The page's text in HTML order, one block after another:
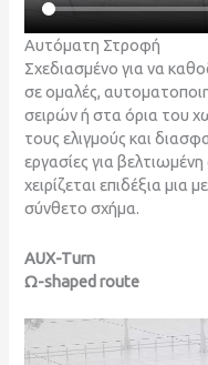
Αυτόματη Στροφή
Σχεδιασμένο για να
σε ομαλές,
σειρών ή στα όρια του
τους ελιγμούς και
εργασίες για
χειρίζεται επιδέξια μια
σύνθετο σχήμα.
AUX-Turn
Ω-shaped route